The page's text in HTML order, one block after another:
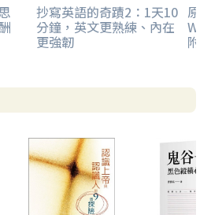
常浪漫
是一種救贖
好喝！」
可以稍微打開窗戶，讓陽光照進來
抄寫英語的奇蹟2：1天10
分鐘，英文更熟練、內在
更強韌
原
附